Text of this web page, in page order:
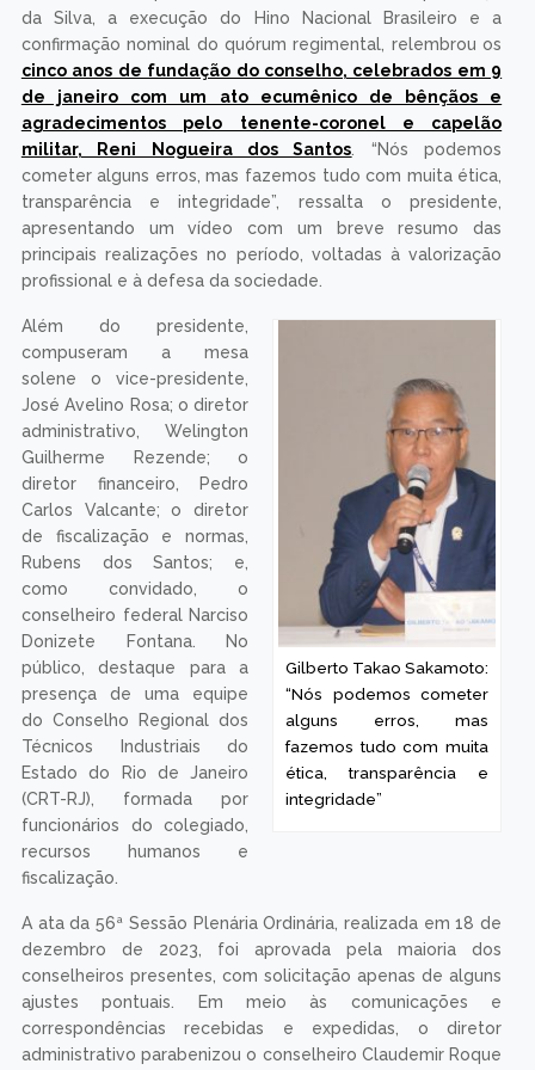
da Silva, a execução do Hino Nacional Brasileiro e a
confirmação nominal do quórum regimental, relembrou os
cinco anos de fundação do conselho, celebrados em 9
de janeiro com um ato ecumênico de bênçãos e
agradecimentos pelo tenente-coronel e capelão
militar, Reni Nogueira dos Santos . “Nós podemos
cometer alguns erros, mas fazemos tudo com muita ética,
transparência e integridade”, ressalta o presidente,
apresentando um vídeo com um breve resumo das
principais realizações no período, voltadas à valorização
profissional e à defesa da sociedade.
Gilberto Takao Sakamoto:
“Nós podemos cometer
alguns erros, mas
fazemos tudo com muita
ética, transparência e
integridade”
Além do presidente,
compuseram a mesa
solene o vice-presidente,
José Avelino Rosa; o diretor
administrativo, Welington
Guilherme Rezende; o
diretor financeiro, Pedro
Carlos Valcante; o diretor
de fiscalização e normas,
Rubens dos Santos; e,
como convidado, o
conselheiro federal Narciso
Donizete Fontana. No
público, destaque para a
presença de uma equipe
do Conselho Regional dos
Técnicos Industriais do
Estado do Rio de Janeiro
(CRT-RJ), formada por
funcionários do colegiado,
recursos humanos e
fiscalização.
A ata da 56ª Sessão Plenária Ordinária, realizada em 18 de
dezembro de 2023, foi aprovada pela maioria dos
conselheiros presentes, com solicitação apenas de alguns
ajustes pontuais. Em meio às comunicações e
correspondências recebidas e expedidas, o diretor
administrativo parabenizou o conselheiro Claudemir Roque